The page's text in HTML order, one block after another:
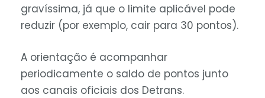
gravíssima, já que o limite aplicável pode
reduzir (por exemplo, cair para 30 pontos).
A orientação é acompanhar
periodicamente o saldo de pontos junto
aos canais oficiais dos Detrans.